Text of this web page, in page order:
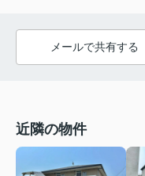
メールで共有する
近隣の物件